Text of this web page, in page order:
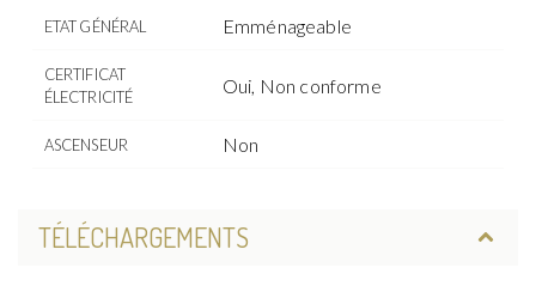
ETAT GÉNÉRAL Emménageable
CERTIFICAT
ÉLECTRICITÉ
Oui, Non conforme
ASCENSEUR Non
TÉLÉCHARGEMENTS